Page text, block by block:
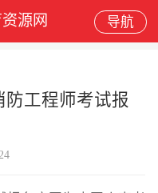
源网 导航
防工程师考试报